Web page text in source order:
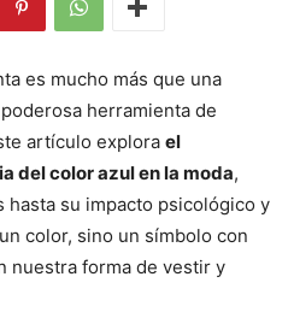
es mucho más que una
herramienta de
artículo explora el
del color azul en la moda,
su impacto psicológico y
color, sino un símbolo con
nuestra forma de vestir y